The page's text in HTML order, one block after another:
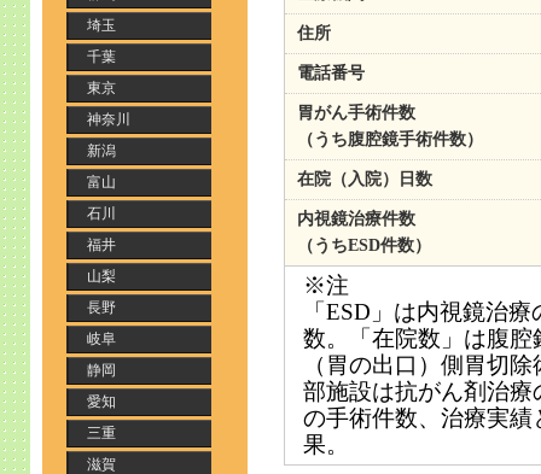
住所
電話番号
胃がん手術件数
（うち腹腔鏡手術件数）
在院（入院）日数
内視鏡治療件数
（うちESD件数）
※注
「ESD」は内視鏡治
数。「在院数」は腹
（胃の出口）側胃切
部施設は抗がん剤治
の手術件数、治療実
果。
埼玉
千葉
東京
神奈川
新潟
富山
石川
福井
山梨
長野
岐阜
静岡
愛知
三重
滋賀